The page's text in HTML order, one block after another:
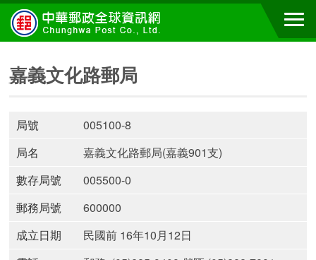
嘉義文化路郵局
局號
005100-8
局名
嘉義文化路郵局(嘉義901支)
數存局號
005500-0
郵務局號
600000
成立日期
民國前 16年10月12日